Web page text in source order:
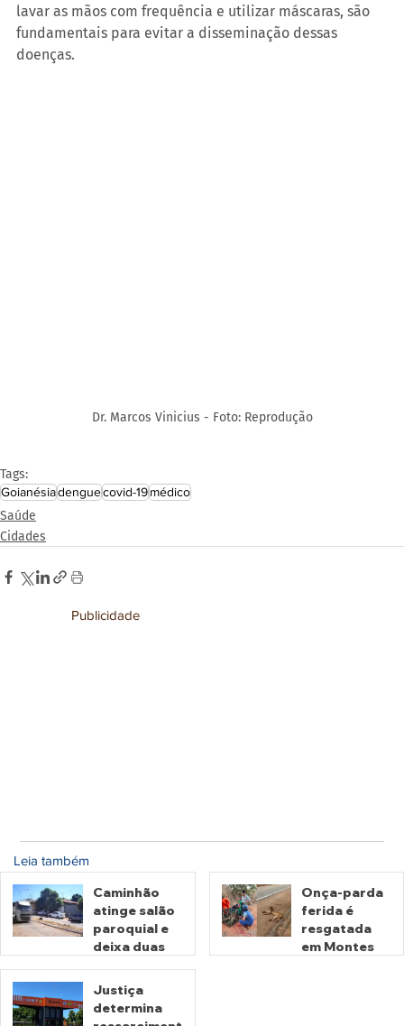
lavar as mãos com frequência e utilizar máscaras, são
fundamentais para evitar a disseminação dessas
doenças.
Dr. Marcos Vinicius - Foto: Reprodução
Tags:
Goianésiadenguecovid-19médico
Saúde
Cidades
Publicidade
Leia também
Caminhão
atinge salão
paroquial e
deixa duas
mortas em
Crixás
há 6 horas
Onça-parda
ferida é
resgatada
em Montes
Justiça
determina